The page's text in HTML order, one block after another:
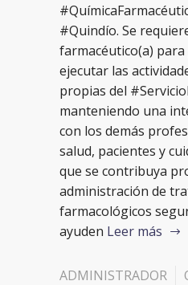
#Quindío. Se
farmacéutico(a)
ejecutar las
propias del
manteniendo una
con los demás
salud, pacientes y
que se contribuya
administración de
farmacológicos
ayuden Leer más
ADMINISTRADOR